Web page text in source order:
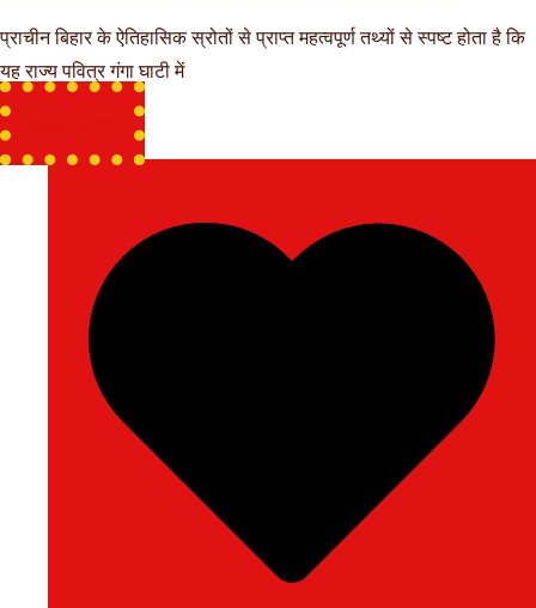
प्राचीन बिहार के ऐतिहासिक स्रोतों से प्राप्त महत्वपूर्ण तथ्यों से स्पष्ट होता है कि
यह राज्य पवित्र गंगा घाटी में